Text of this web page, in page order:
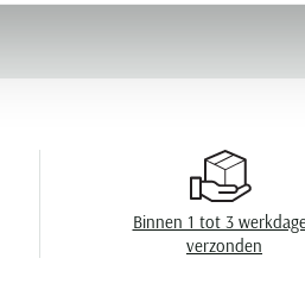
Leveranciers
Borstzak
Manchet
Binnen 1 tot 3
verzonden